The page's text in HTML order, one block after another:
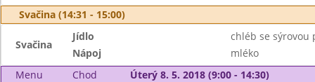
Svačina (14:31 - 15:00)
Svačina
Jídlo
chléb se sýrovou
Nápoj
mléko
Menu
Chod Úterý 8. 5. 2018 (9:00 - 14:30)